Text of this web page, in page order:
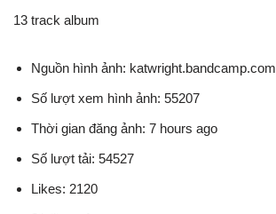
13 track album
Nguồn hình ảnh: katwright.bandcamp.com
Số lượt xem hình ảnh: 55207
Thời gian đăng ảnh: 7 hours ago
Số lượt tải: 54527
Likes: 2120